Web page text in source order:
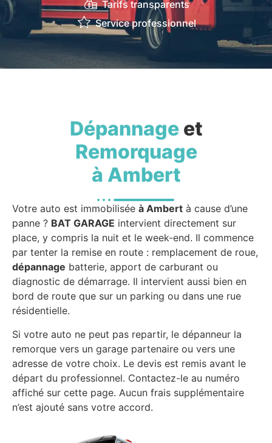
Tarifs transparents
Service professionnel
Dépannageet
Remorquage
à Ambert
Votre auto est immobilisée à Ambert à cause d’une
panne ? BAT GARAGE intervient directement sur
place, y compris la nuit et le week-end. Il commence
par tenter la remise en route : remplacement de roue,
dépannage batterie, apport de carburant ou
diagnostic de démarrage. Il intervient aussi bien en
bord de route que sur un parking ou dans une rue
résidentielle.
Si votre auto ne peut pas repartir, le dépanneur la
remorque vers un garage partenaire ou vers une
adresse de votre choix. Le devis est remis avant le
départ du professionnel. Contactez-le au numéro
affiché sur cette page. Aucun frais supplémentaire
n’est ajouté sans votre accord.